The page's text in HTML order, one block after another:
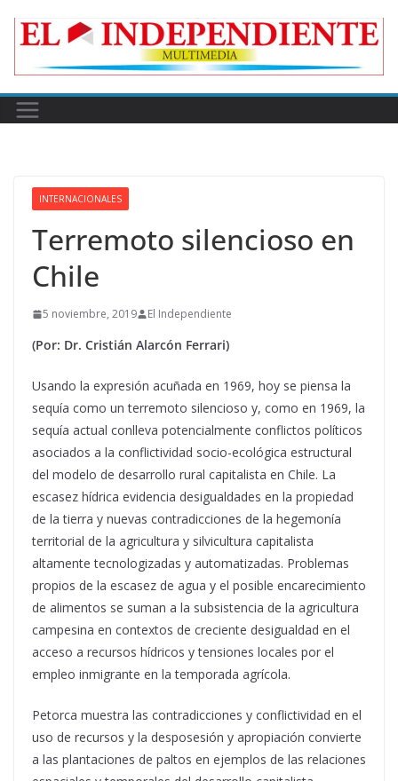
INTERNACIONALES
Terremoto silencioso en
Chile
5 noviembre, 2019 El Independiente
(Por: Dr. Cristián Alarcón Ferrari)
Usando la expresión acuñada en 1969, hoy se piensa la
sequía como un terremoto silencioso y, como en 1969, la
sequía actual conlleva potencialmente conflictos políticos
asociados a la conflictividad socio-ecológica estructural
del modelo de desarrollo rural capitalista en Chile. La
escasez hídrica evidencia desigualdades en la propiedad
de la tierra y nuevas contradicciones de la hegemonía
territorial de la agricultura y silvicultura capitalista
altamente tecnologizadas y automatizadas. Problemas
propios de la escasez de agua y el posible encarecimiento
de alimentos se suman a la subsistencia de la agricultura
campesina en contextos de creciente desigualdad en el
acceso a recursos hídricos y tensiones locales por el
empleo inmigrante en la temporada agrícola.
Petorca muestra las contradicciones y conflictividad en el
uso de recursos y la desposesión y apropiación convierte
a las plantaciones de paltos en ejemplos de las relaciones